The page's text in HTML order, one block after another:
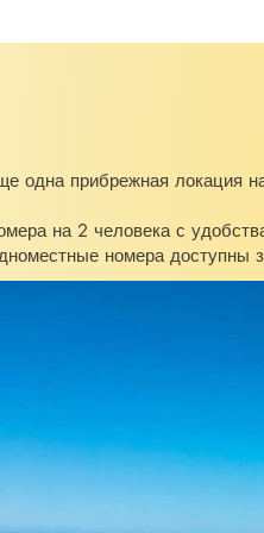
одна прибрежная локация
на 2 человека с
номера доступны